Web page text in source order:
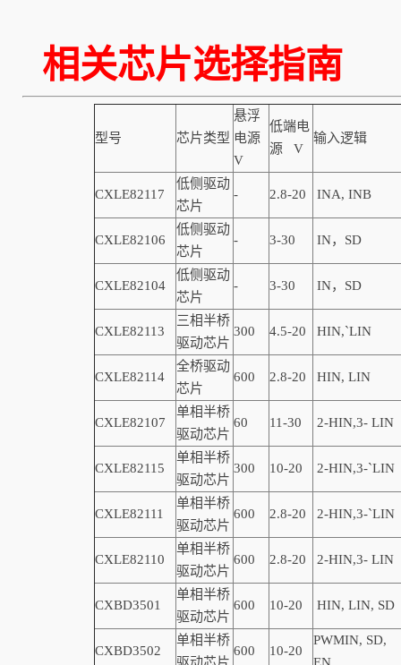
相关芯片选择指南
型号 芯片类型
悬浮
电源
V
低端电
源 V
输入逻辑
CXLE82117
低侧驱动
芯片
- 2.8-20 INA, INB
CXLE82106
低侧驱动
芯片
- 3-30 IN，SD
CXLE82104
低侧驱动
芯片
- 3-30 IN，SD
CXLE82113
三相半桥
驱动芯片
300 4.5-20 HIN,`LIN
CXLE82114
全桥驱动
芯片
600 2.8-20 HIN, LIN
CXLE82107
单相半桥
驱动芯片
60 11-30 2-HIN,3- LIN
CXLE82115
单相半桥
驱动芯片
300 10-20 2-HIN,3-`LIN
CXLE82111
单相半桥
驱动芯片
600 2.8-20 2-HIN,3-`LIN
CXLE82110
单相半桥
驱动芯片
600 2.8-20 2-HIN,3- LIN
CXBD3501
单相半桥
驱动芯片
600 10-20 HIN, LIN, SD
CXBD3502
单相半桥
600 10-20
PWMIN, SD,